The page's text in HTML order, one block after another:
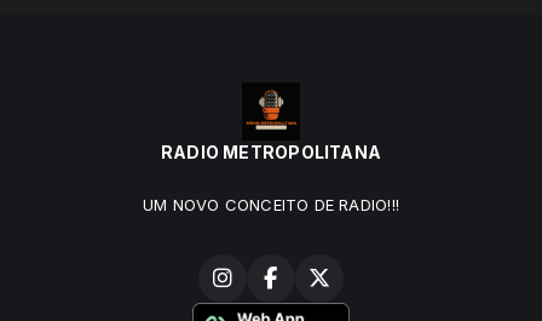
RADIO METROPOLITANA
UM NOVO CONCEITO DE RADIO!!!